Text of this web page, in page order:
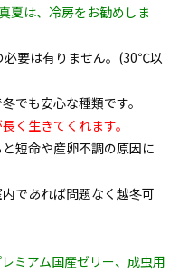
夏は、冷房をお勧めしま
要は有りません。(30℃以
でも安心な種類です。
く生きてくれます。
短命や産卵不調の原因に
であれば問題なく越冬可
ミアム国産ゼリー、成虫用